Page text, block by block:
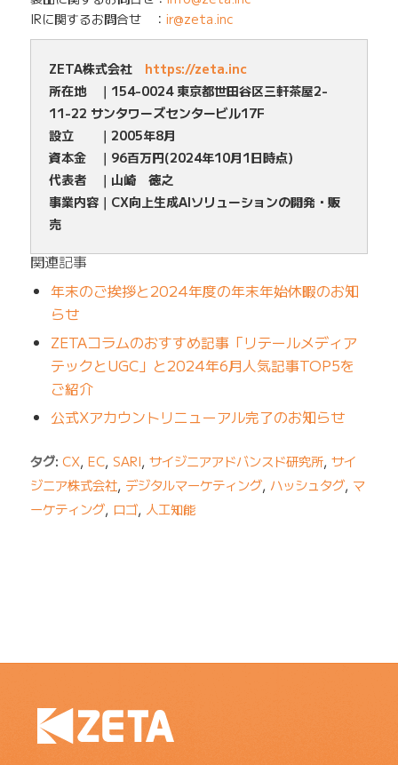
IRに関するお問合せ ： ir@zeta.inc
ZETA株式会社 https://zeta.inc
所在地 ｜154-0024 東京都世田谷区三軒茶屋2-
11-22 サンタワーズセンタービル17F
設立 ｜2005年8月
資本金 ｜96百万円(2024年10月1日時点)
代表者 ｜山崎 徳之
事業内容｜CX向上生成AIソリューションの開発・販
売
関連記事
年末のご挨拶と2024年度の年末年始休暇のお知
らせ
ZETAコラムのおすすめ記事「リテールメディア
テックとUGC」と2024年6月人気記事TOP5を
ご紹介
公式Xアカウントリニューアル完了のお知らせ
タグ: CX, EC, SARI, サイジニアアドバンスド研究所, サイ
ジニア株式会社, デジタルマーケティング, ハッシュタグ, マ
ーケティング, ロゴ, 人工知能